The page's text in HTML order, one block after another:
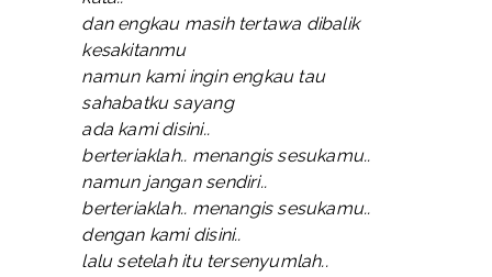
dan engkau masih tertawa dibalik
kesakitanmu
namun kami ingin engkau tau
sahabatku sayang
ada kami disini..
berteriaklah.. menangis sesukamu..
namun jangan sendiri..
berteriaklah.. menangis sesukamu..
dengan kami disini..
lalu setelah itu tersenyumlah..